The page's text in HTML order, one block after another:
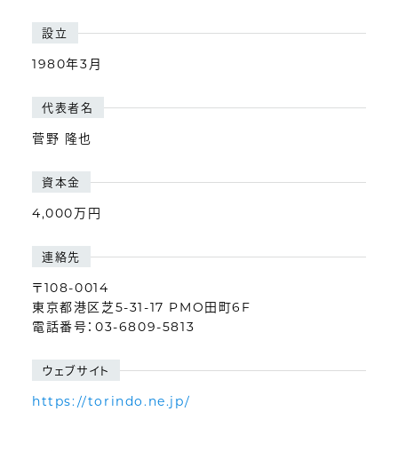
設立
1980年3月
代表者名
菅野 隆也
資本金
4,000万円
連絡先
〒108-0014
東京都港区芝5-31-17 PMO田町6F
電話番号：03-6809-5813
ウェブサイト
https://torindo.ne.jp/